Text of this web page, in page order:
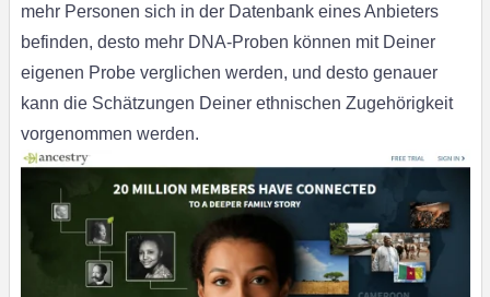
mehr Personen sich in der Datenbank eines Anbieters
befinden, desto mehr DNA-Proben können mit Deiner
eigenen Probe verglichen werden, und desto genauer
kann die Schätzungen Deiner ethnischen Zugehörigkeit
vorgenommen werden.